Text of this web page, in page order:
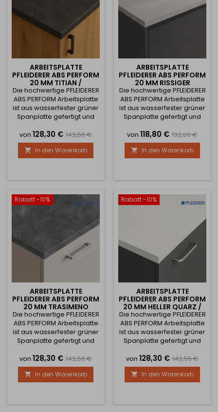
ARBEITSPLATTE
PFLEIDERER ABS PERFORM
20 MM TITIAN /
S63074PT
Die hochwertige PFLEIDERER
ABS PERFORM Arbeitsplatte
ist aus wasserfester grüner
Spanplatte gefertigt und
Laminat beschichtet, das
eine hohe
Widerstandsfähigkeit
gegen Kratzer, Abrieb,
täglichen Gebrauch
moderne Dekor verleiht
Ihrer Küche oder Ihrem
Arbeitsbereich ein
elegantes und stilvolles...
von Preis
128,30 € Verkaufspreis
142,56 €
 In den Warenkorb
ARBEITSPLATTE
PFLEIDERER ABS PERFORM
20 MM RISSIGER
MARMOR / S63069 CA
Die hochwertige PFLEIDERER
ABS PERFORM Arbeitsplatte
ist aus wasserfester grüner
Spanplatte gefertigt und
Laminat beschichtet, das
eine hohe
Widerstandsfähigkeit
gegen Kratzer, Abrieb,
täglichen Gebrauch
moderne Dekor verleiht
Ihrer Küche oder Ihrem
elegantes und stilvolles...
von Preis
118,80 € 132,00 €
 In den Warenkorb
Rabatt -10%
ARBEITSPLATTE
PFLEIDERER ABS PERFORM
20 MM TRASIMENO
BASALT / S63013 MS
Die hochwertige PFLEIDERER
ABS PERFORM Arbeitsplatte
ist aus wasserfester grüner
Spanplatte gefertigt und
Laminat beschichtet, das
eine hohe
Widerstandsfähigkeit
gegen Kratzer, Abrieb,
täglichen Gebrauch
von Preis
128,30 € Verkaufspreis
142,56 €
 In den Warenkorb
Rabatt -10%
ARBEITSPLATTE
PFLEIDERER ABS PERFORM
20 MM HELLER QUARZ /
F73009
Die hochwertige PFLEIDERER
ABS PERFORM Arbeitsplatte
ist aus wasserfester grüner
Spanplatte gefertigt und
Laminat beschichtet, das
eine hohe
Widerstandsfähigkeit
gegen Kratzer, Abrieb,
täglichen Gebrauch
von Preis
128,30 € 142,56 €
 In den Warenkorb